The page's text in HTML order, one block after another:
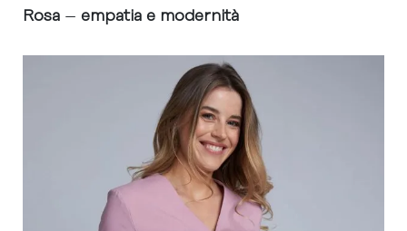
Rosa – empatia e modernità